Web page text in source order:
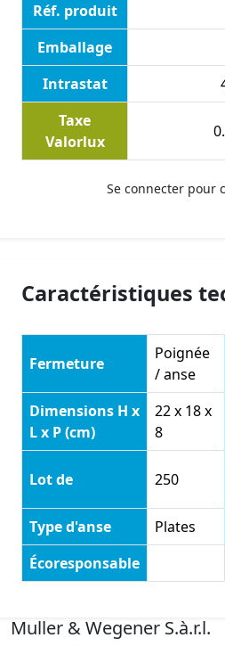
Réf. produit
Emballage
Intrastat
Taxe
Valorlux
Se connecter pour
Caractéristiques
Fermeture
Poignée
/ anse
Dimensions H x
L x P (cm)
22 x 18 x
8
Lot de 250
Type d'anse Plates
Écoresponsable
Muller & Wegener S.à.r.l.